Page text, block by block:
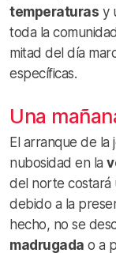
temperaturas y
toda la
mitad del día
específicas.
Una
El arranque de la
nubosidad en la
del norte costará
debido a la
hecho, no se
madrugada o a